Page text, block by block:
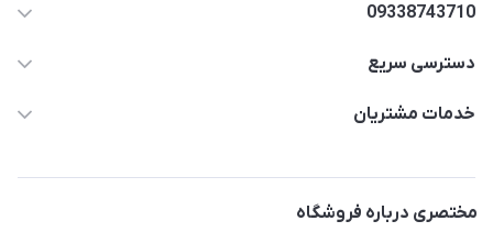
09338743710
دسترسی سریع
حساب کاربری
لیست محصولات
درباره ما
خدمات مشتریان
مختصری درباره فروشگاه